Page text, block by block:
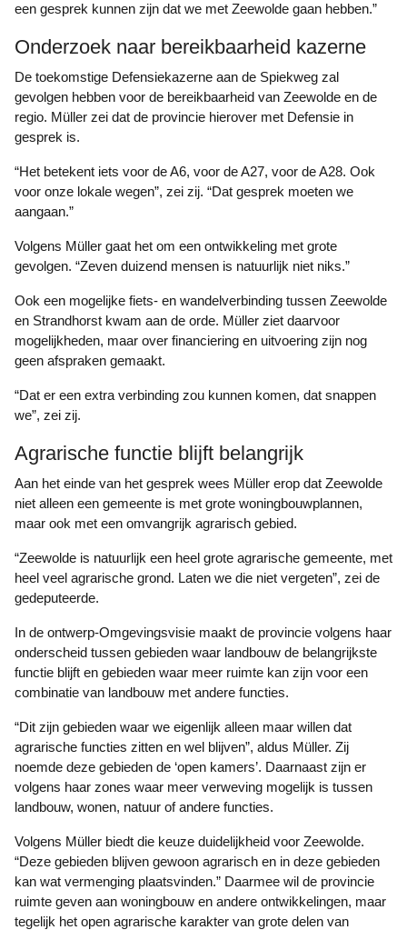
een gesprek kunnen zijn dat we met Zeewolde gaan hebben.”
Onderzoek naar bereikbaarheid kazerne
De toekomstige Defensiekazerne aan de Spiekweg zal
gevolgen hebben voor de bereikbaarheid van Zeewolde en de
regio. Müller zei dat de provincie hierover met Defensie in
gesprek is.
“Het betekent iets voor de A6, voor de A27, voor de A28. Ook
voor onze lokale wegen”, zei zij. “Dat gesprek moeten we
aangaan.”
Volgens Müller gaat het om een ontwikkeling met grote
gevolgen. “Zeven duizend mensen is natuurlijk niet niks.”
Ook een mogelijke fiets- en wandelverbinding tussen Zeewolde
en Strandhorst kwam aan de orde. Müller ziet daarvoor
mogelijkheden, maar over financiering en uitvoering zijn nog
geen afspraken gemaakt.
“Dat er een extra verbinding zou kunnen komen, dat snappen
we”, zei zij.
Agrarische functie blijft belangrijk
Aan het einde van het gesprek wees Müller erop dat Zeewolde
niet alleen een gemeente is met grote woningbouwplannen,
maar ook met een omvangrijk agrarisch gebied.
“Zeewolde is natuurlijk een heel grote agrarische gemeente, met
heel veel agrarische grond. Laten we die niet vergeten”, zei de
gedeputeerde.
In de ontwerp-Omgevingsvisie maakt de provincie volgens haar
onderscheid tussen gebieden waar landbouw de belangrijkste
functie blijft en gebieden waar meer ruimte kan zijn voor een
combinatie van landbouw met andere functies.
“Dit zijn gebieden waar we eigenlijk alleen maar willen dat
agrarische functies zitten en wel blijven”, aldus Müller. Zij
noemde deze gebieden de ‘open kamers’. Daarnaast zijn er
volgens haar zones waar meer verweving mogelijk is tussen
landbouw, wonen, natuur of andere functies.
Volgens Müller biedt die keuze duidelijkheid voor Zeewolde.
“Deze gebieden blijven gewoon agrarisch en in deze gebieden
kan wat vermenging plaatsvinden.” Daarmee wil de provincie
ruimte geven aan woningbouw en andere ontwikkelingen, maar
tegelijk het open agrarische karakter van grote delen van